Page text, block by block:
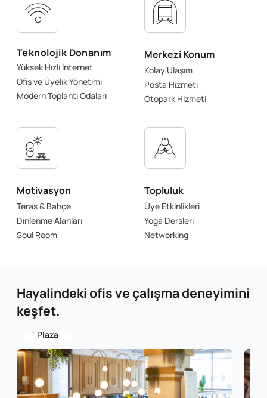
Teknolojik Donanım
Yüksek Hızlı İnternet
Ofis ve Üyelik Yönetimi
Modern Toplantı Odaları
Merkezi Konum
Kolay Ulaşım
Posta Hizmeti
Otopark Hizmeti
Motivasyon
Teras & Bahçe
Dinlenme Alanları
Soul Room
Topluluk
Üye Etkinlikleri
Yoga Dersleri
Networking
Hayalindeki ofis ve çalışma deneyimini
keşfet.
Aksoy
Plaza